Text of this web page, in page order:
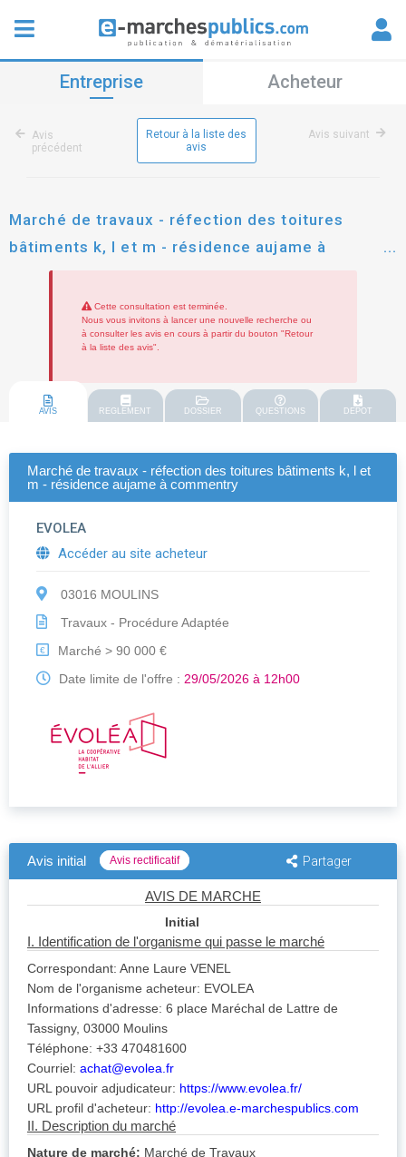
Entreprise Acheteur
Avis
précédent
Retour à la liste des
avis
Avis suivant
Marché de travaux - réfection des toitures
bâtiments k, l et m - résidence aujame à
commentry
Cette consultation est terminée.
Nous vous invitons à lancer une nouvelle recherche ou
à consulter les avis en cours à partir du bouton "Retour
à la liste des avis".
AVIS REGLEMENT DOSSIER QUESTIONS DEPOT
Marché de travaux - réfection des toitures bâtiments k, l et
m - résidence aujame à commentry
EVOLEA
Accéder au site acheteur
03016 MOULINS
Travaux - Procédure Adaptée
€
Marché > 90 000 €
Date limite de l'offre : 29/05/2026 à 12h00
Avis initial Avis rectificatif Partager
AVIS DE MARCHE
Initial
I. Identification de l'organisme qui passe le marché
Correspondant: Anne Laure VENEL
Nom de l'organisme acheteur: EVOLEA
Informations d'adresse: 6 place Maréchal de Lattre de
Tassigny, 03000 Moulins
Téléphone: +33 470481600
Courriel: achat@evolea.fr
URL pouvoir adjudicateur: https://www.evolea.fr/
URL profil d'acheteur: http://evolea.e-marchespublics.com
II. Description du marché
Nature de marché: Marché de Travaux